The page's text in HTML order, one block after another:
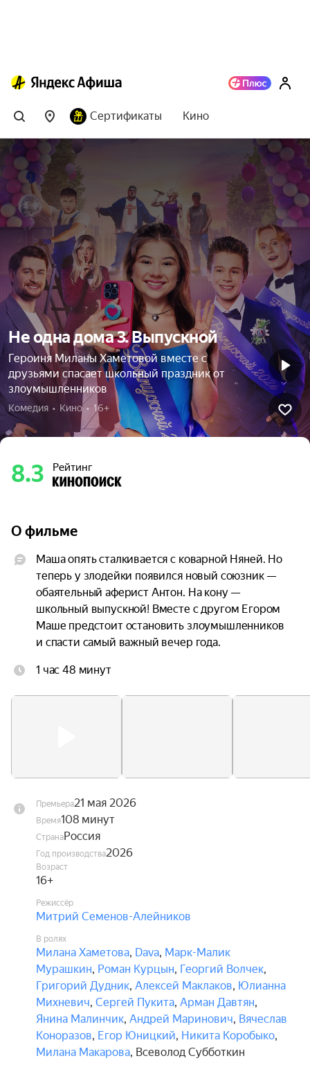
Сертификаты Кино
Не одна дома 3. Выпускной
Героиня Миланы Хаметовой вместе с
друзьями спасает школьный праздник от
злоумышленников
Комедия  •  Кино  •  16+
8.3 Рейтинг
О фильме
Маша опять сталкивается с коварной Няней. Но
теперь у злодейки появился новый союзник —
обаятельный аферист Антон. На кону —
школьный выпускной! Вместе с другом Егором
Маше предстоит остановить злоумышленников
и спасти самый важный вечер года.
1 час 48 минут
Премьера21 мая 2026
Время108 минут
СтранаРоссия
Год производства2026
Возраст
16+
Режиссёр
Митрий Семенов-Алейников
В ролях
Милана Хаметова, Dava, Марк-Малик
Мурашкин, Роман Курцын, Георгий Волчек,
Григорий Дудник, Алексей Маклаков, Юлианна
Михневич, Сергей Пукита, Арман Давтян,
Янина Малинчик, Андрей Маринович, Вячеслав
Коноразов, Егор Юницкий, Никита Коробыко,
Милана Макарова, Всеволод Субботкин